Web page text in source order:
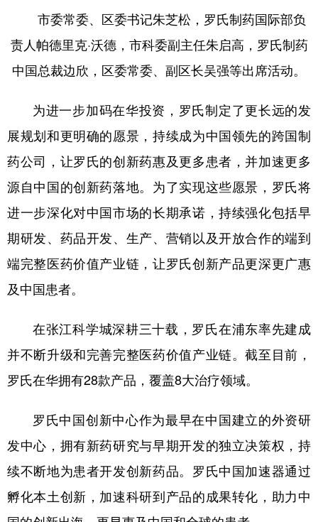
地方频道
北京 天津 河北 山西
辽宁 吉林 上海 江苏
浙江 安徽 福建 江西
山东 河南 湖北 湖南
陕西 甘肃 青海 宁夏
新疆
English Español Français
市委常委、区委书记朱芝松，罗氏制药国际部负
责人帕德里克·沃德，市科委副主任朱启高，罗氏制药
中国总裁边欣，区委常委、副区长吴强等出席活动。
为进一步加码在华投资，罗氏制定了更长远的发
展规划和更明确的愿景，持续成为中国领先的跨国制
药公司，让罗氏的创新药惠及更多患者，并加速更多
源自中国的创新药落地。为了实现这些愿景，罗氏将
进一步深化对中国市场的长期承诺，持续强化包括早
期研发、药品开发、生产、营销以及开放合作的端到
端完整医药价值产业链，让罗氏创新产品更深更广惠
及中国患者。
在张江科学城深耕三十载，罗氏在浦东率先建成
并不断升级和完善完整医药价值产业链。截至目前，
罗氏在华拥有28款产品，覆盖8大治疗领域。
罗氏中国创新中心作为最早在中国建立的外资研
发中心，拥有新药研究与早期开发的独立决策权，持
续不断地为患者开发创新药品。罗氏中国加速器通过
孵化本土创新，加速科研到产品的成果转化，助力中